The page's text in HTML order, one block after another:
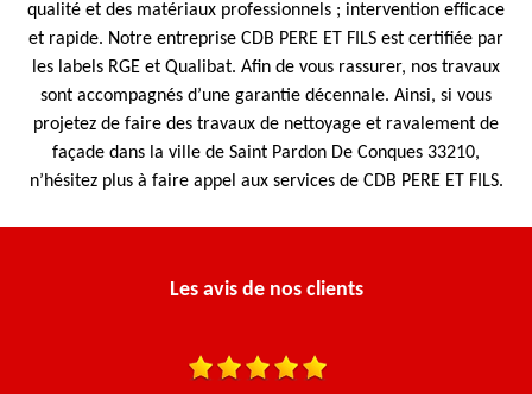
qualité et des matériaux professionnels ; intervention efficace
et rapide. Notre entreprise CDB PERE ET FILS est certifiée par
les labels RGE et Qualibat. Afin de vous rassurer, nos travaux
sont accompagnés d’une garantie décennale. Ainsi, si vous
projetez de faire des travaux de nettoyage et ravalement de
façade dans la ville de Saint Pardon De Conques 33210,
n’hésitez plus à faire appel aux services de CDB PERE ET FILS.
Les avis de nos clients